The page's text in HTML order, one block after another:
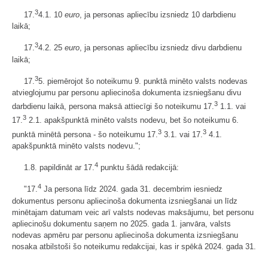
17.34.1. 10 euro, ja personas apliecību izsniedz 10 darbdienu
laikā;
17.34.2. 25 euro, ja personas apliecību izsniedz divu darbdienu
laikā;
17. 35. piemērojot šo noteikumu 9. punktā minēto valsts nodevas
atvieglojumu par personu apliecinoša dokumenta izsniegšanu divu
darbdienu laikā, persona maksā attiecīgi šo noteikumu 17.3 1.1. vai
17.3 2.1. apakšpunktā minēto valsts nodevu, bet šo noteikumu 6.
punktā minētā persona - šo noteikumu 17. 3 3.1. vai 17. 3 4.1.
apakšpunktā minēto valsts nodevu.";
1.8. papildināt ar 17.4 punktu šādā redakcijā:
"17.4 Ja persona līdz 2024. gada 31. decembrim iesniedz
dokumentus personu apliecinoša dokumenta izsniegšanai un līdz
minētajam datumam veic arī valsts nodevas maksājumu, bet personu
apliecinošu dokumentu saņem no 2025. gada 1. janvāra, valsts
nodevas apmēru par personu apliecinoša dokumenta izsniegšanu
nosaka atbilstoši šo noteikumu redakcijai, kas ir spēkā 2024. gada 31.